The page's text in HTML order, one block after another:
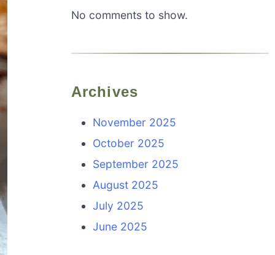
No comments to show.
Archives
November 2025
October 2025
September 2025
August 2025
July 2025
June 2025